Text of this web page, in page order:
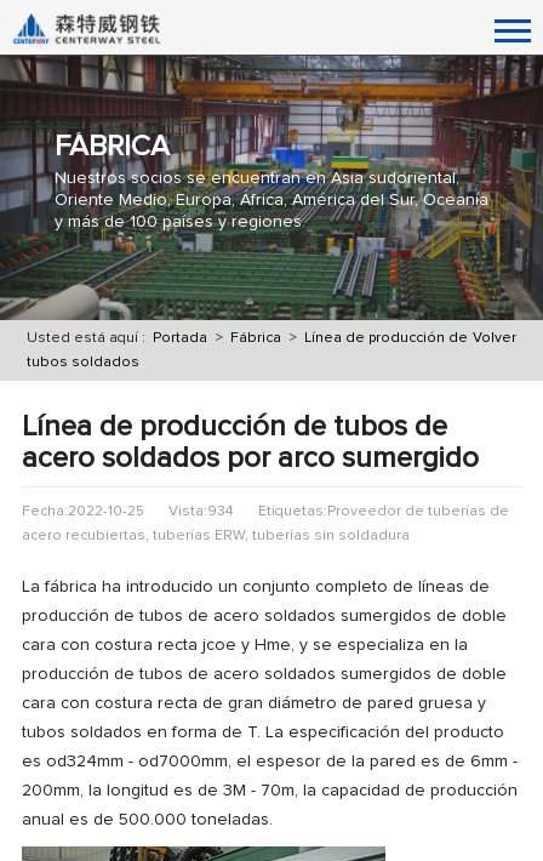
FÁBRICA
Nuestros socios se encuentran en Asia sudoriental,
Oriente Medio, Europa, África, América del Sur, Oceanía
y más de 100 países y regiones.
Volver
Usted está aquí : Portada > Fábrica >
Línea de producción de
tubos soldados
Línea de producción de tubos de
acero soldados por arco sumergido
Fecha:2022-10-25 Vista:934
Etiquetas:Proveedor de tuberías de
acero recubiertas, tuberías ERW, tuberías sin soldadura
La fábrica ha introducido un conjunto completo de líneas de
producción de tubos de acero soldados sumergidos de doble
cara con costura recta jcoe y Hme, y se especializa en la
producción de tubos de acero soldados sumergidos de doble
cara con costura recta de gran diámetro de pared gruesa y
tubos soldados en forma de T. La especificación del producto
es od324mm - od7000mm, el espesor de la pared es de 6mm -
200mm, la longitud es de 3M - 70m, la capacidad de producción
anual es de 500.000 toneladas.